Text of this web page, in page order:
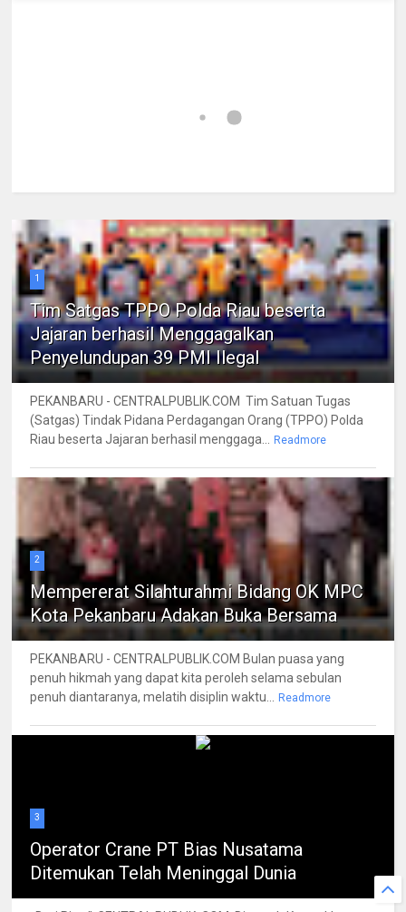
1
Tim Satgas TPPO Polda Riau beserta
Jajaran berhasil Menggagalkan
Penyelundupan 39 PMI Ilegal
PEKANBARU - CENTRALPUBLIK.COM Tim Satuan Tugas
(Satgas) Tindak Pidana Perdagangan Orang (TPPO) Polda
Riau beserta Jajaran berhasil menggaga...
Readmore
2
Mempererat Silahturahmi Bidang OK MPC
Kota Pekanbaru Adakan Buka Bersama
PEKANBARU - CENTRALPUBLIK.COM Bulan puasa yang
penuh hikmah yang dapat kita peroleh selama sebulan
penuh diantaranya, melatih disiplin waktu...
Readmore
3
Operator Crane PT Bias Nusatama
Ditemukan Telah Meninggal Dunia